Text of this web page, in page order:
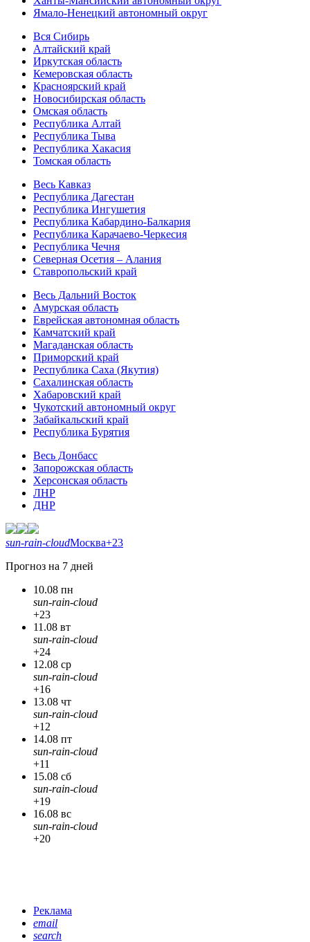
Ямало-Ненецкий автономный округ
Вся Сибирь
Алтайский край
Иркутская область
Кемеровская область
Красноярский край
Новосибирская область
Омская область
Республика Алтай
Республика Тыва
Республика Хакасия
Томская область
Весь Кавказ
Республика Дагестан
Республика Ингушетия
Республика Кабардино-Балкария
Республика Карачаево-Черкесия
Республика Чечня
Северная Осетия – Алания
Ставропольский край
Весь Дальний Восток
Амурская область
Еврейская автономная область
Камчатский край
Магаданская область
Приморский край
Республика Саха (Якутия)
Сахалинская область
Хабаровский край
Чукотский автономный округ
Забайкальский край
Республика Бурятия
Весь Донбасс
Запорожская область
Херсонская область
ЛНР
ДНР
sun-rain-cloudМосква+23
Прогноз на 7 дней
10.08 пн
sun-rain-cloud
+23
11.08 вт
sun-rain-cloud
+24
12.08 ср
sun-rain-cloud
+16
13.08 чт
sun-rain-cloud
+12
14.08 пт
sun-rain-cloud
+11
15.08 сб
sun-rain-cloud
+19
16.08 вс
sun-rain-cloud
+20
Реклама
email
search